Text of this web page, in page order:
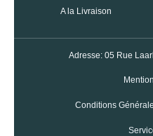
A la Livraison
Adresse: 05 Rue
Conditions